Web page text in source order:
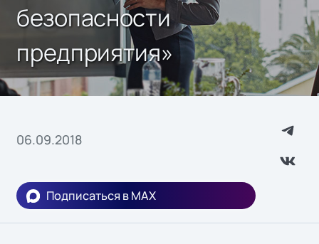
безопасности
предприятия»
06.09.2018
Подписаться в MAX